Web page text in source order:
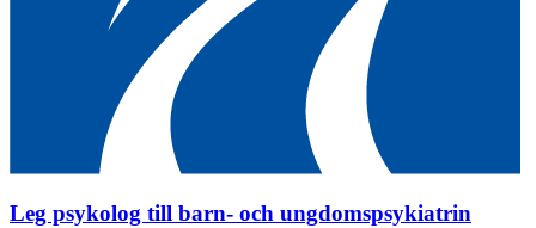
Leg psykolog till barn- och ungdomspsykiatrin